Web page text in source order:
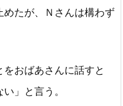
めたが、Ｎさんは構わず
をおばあさんに話すと
」と言う。